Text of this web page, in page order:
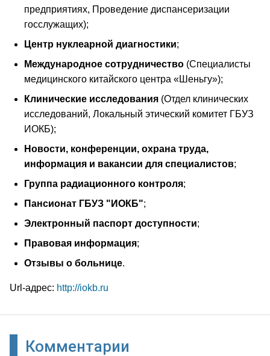
предприятиях, Проведение диспансеризации
госслужащих);
Центр нуклеарной диагностики;
Международное сотрудничество (Специалисты
медицинского китайского центра «Шеньгу»);
Клинические исследования (Отдел клинических
исследований, Локальный этический комитет ГБУЗ
ИОКБ);
Новости, конференции, охрана труда,
информация и вакансии для специалистов;
Группа радиационного контроля;
Пансионат ГБУЗ "ИОКБ";
Электронный паспорт доступности;
Правовая информация;
Отзывы о больнице.
Url-адрес: http://iokb.ru
Комментарии